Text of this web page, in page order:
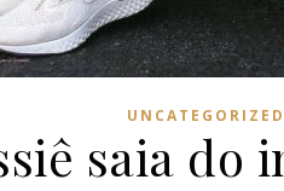
UNCATEGORIZED
saia do